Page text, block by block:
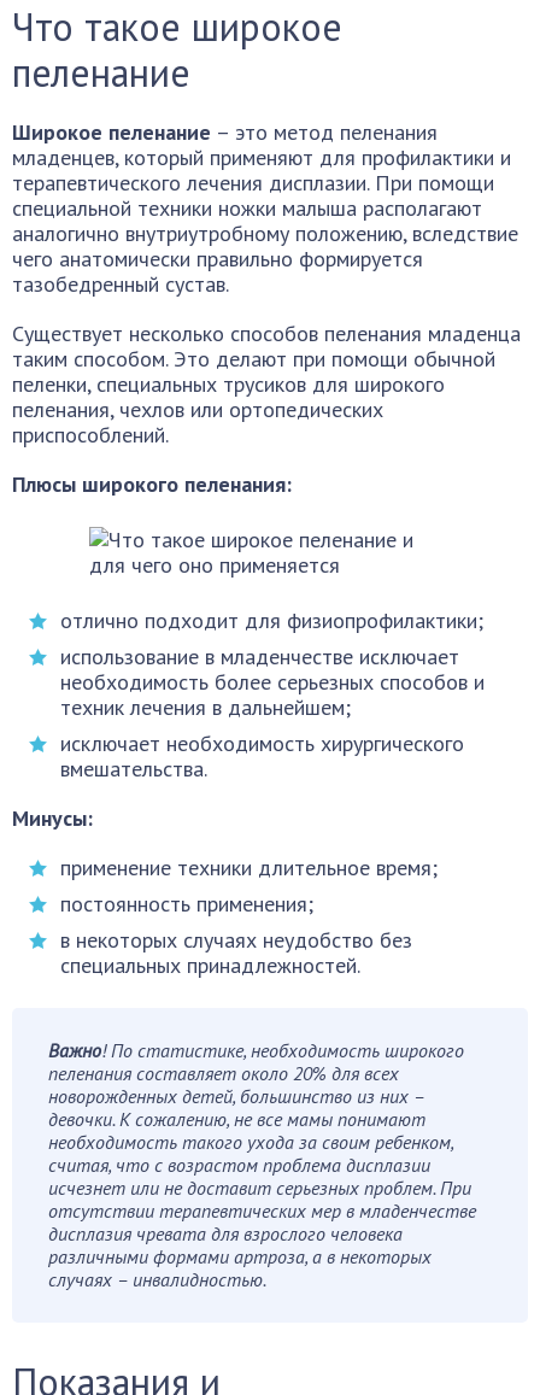
Что такое широкое
пеленание
Широкое пеленание – это метод пеленания
младенцев, который применяют для профилактики и
терапевтического лечения дисплазии. При помощи
специальной техники ножки малыша располагают
аналогично внутриутробному положению, вследствие
чего анатомически правильно формируется
тазобедренный сустав.
Существует несколько способов пеленания младенца
таким способом. Это делают при помощи обычной
пеленки, специальных трусиков для широкого
пеленания, чехлов или ортопедических
приспособлений.
Плюсы широкого пеленания:
отлично подходит для физиопрофилактики;
использование в младенчестве исключает
необходимость более серьезных способов и
техник лечения в дальнейшем;
исключает необходимость хирургического
вмешательства.
Минусы:
применение техники длительное время;
постоянность применения;
в некоторых случаях неудобство без
специальных принадлежностей.
Важно! По статистике, необходимость широкого
пеленания составляет около 20% для всех
новорожденных детей, большинство из них –
девочки. К сожалению, не все мамы понимают
необходимость такого ухода за своим ребенком,
считая, что с возрастом проблема дисплазии
исчезнет или не доставит серьезных проблем. При
отсутствии терапевтических мер в младенчестве
дисплазия чревата для взрослого человека
различными формами артроза, а в некоторых
случаях – инвалидностью.
Показания и